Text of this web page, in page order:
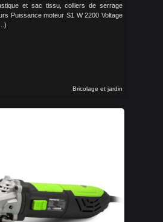
et sac tissu, colliers de serrage
Puissance moteur S1 W 2200 Voltage
Bricolage et jardin